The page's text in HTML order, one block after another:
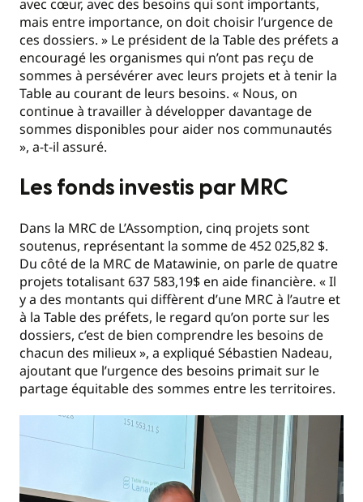
avec cœur, avec des besoins qui sont importants,
mais entre importance, on doit choisir l’urgence de
ces dossiers. » Le président de la Table des préfets a
encouragé les organismes qui n’ont pas reçu de
sommes à persévérer avec leurs projets et à tenir la
Table au courant de leurs besoins. « Nous, on
continue à travailler à développer davantage de
sommes disponibles pour aider nos communautés
», a-t-il assuré.
Les fonds investis par MRC
Dans la MRC de L’Assomption, cinq projets sont
soutenus, représentant la somme de 452 025,82 $.
Du côté de la MRC de Matawinie, on parle de quatre
projets totalisant 637 583,19$ en aide financière. « Il
y a des montants qui diffèrent d’une MRC à l’autre et
à la Table des préfets, le regard qu’on porte sur les
dossiers, c’est de bien comprendre les besoins de
chacun des milieux », a expliqué Sébastien Nadeau,
ajoutant que l’urgence des besoins primait sur le
partage équitable des sommes entre les territoires.